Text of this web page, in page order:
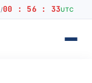
/00 : 56 : 34UTC